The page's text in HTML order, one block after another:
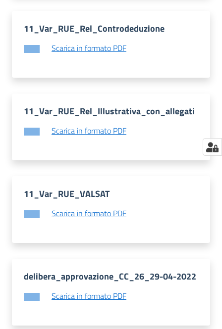
11_Var_RUE_Rel_Controdeduzione
Scarica in formato PDF
11_Var_RUE_Rel_Illustrativa_con_allegati
Scarica in formato PDF
11_Var_RUE_VALSAT
Scarica in formato PDF
delibera_approvazione_CC_26_29-04-2022
Scarica in formato PDF